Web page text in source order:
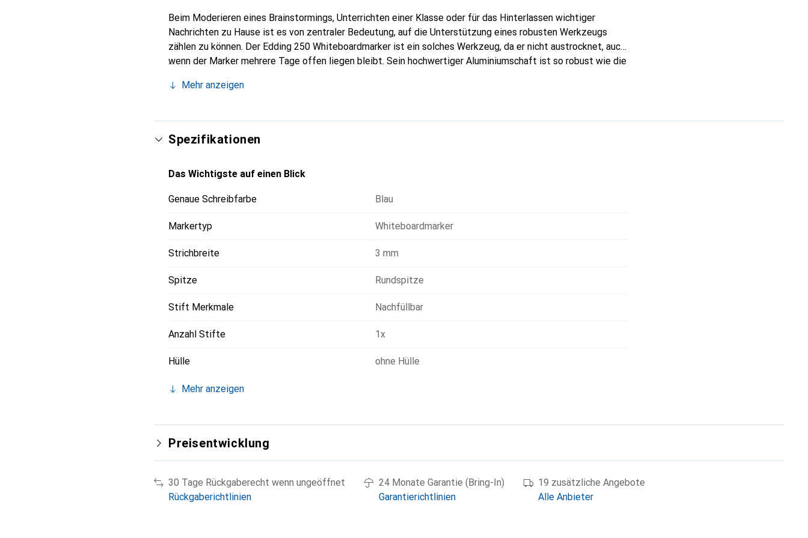
Beim Moderieren eines Brainstormings, Unterrichten einer Klasse oder für das Hinterlassen wichtiger
Nachrichten zu Hause ist es von zentraler Bedeutung, auf die Unterstützung eines robusten Werkzeugs
zählen zu können. Der Edding 250 Whiteboardmarker ist ein solches Werkzeug, da er nicht austrocknet, auch
wenn der Marker mehrere Tage offen liegen bleibt. Sein hochwertiger Aluminiumschaft ist so robust wie die
rückstandsfrei abgewischt werden.
Mehr anzeigen
Spezifikationen
Das Wichtigste auf einen Blick
Genaue Schreibfarbe Blau
Markertyp Whiteboardmarker
Strichbreite 3 mm
Spitze Rundspitze
Stift Merkmale Nachfüllbar
Anzahl Stifte 1x
Hülle ohne Hülle
Mehr anzeigen
Preisentwicklung
30 Tage Rückgaberecht wenn ungeöffnet
Rückgaberichtlinien
24 Monate Garantie (Bring-In)
Garantierichtlinien
19 zusätzliche Angebote
Alle Anbieter